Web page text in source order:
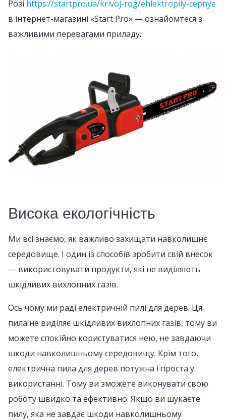
Розі https://startpro.ua/krivoj-rog/ehlektropily-cepnye
в інтернет-магазині «Start Pro» — ознайомтеся з
важливими перевагами приладу.
Висока екологічність
Ми всі знаємо, як важливо захищати навколишнє
середовище. І один із способів зробити свій внесок
— використовувати продукти, які не виділяють
шкідливих вихлопних газів.
Ось чому ми раді електричній пилі для дерев. Ця
пила не виділяє шкідливих вихлопних газів, тому ви
можете спокійно користуватися нею, не завдаючи
шкоди навколишньому середовищу. Крім того,
електрична пила для дерев потужна і проста у
використанні. Тому ви зможете виконувати свою
роботу швидко та ефективно. Якщо ви шукаєте
пилу, яка не завдає шкоди навколишньому